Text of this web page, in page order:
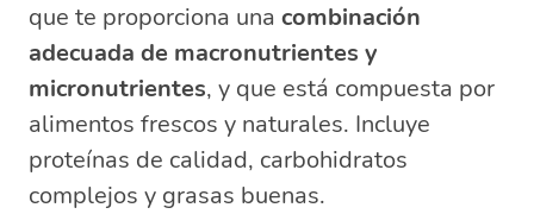
que te proporciona una combinación
adecuada de macronutrientes y
micronutrientes, y que está compuesta por
alimentos frescos y naturales. Incluye
proteínas de calidad, carbohidratos
complejos y grasas buenas.